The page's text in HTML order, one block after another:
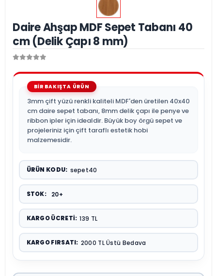
Daire Ahşap MDF Sepet Tabanı 40
cm (Delik Çapı 8 mm)
3mm çift yüzü renkli kaliteli MDF'den üretilen 40x40
cm daire sepet tabanı, 8mm delik çapı ile penye ve
ribbon ipler için idealdir. Büyük boy örgü sepet ve
projeleriniz için çift taraflı estetik hobi
malzemesidir.
ÜRÜN KODU: sepet40
STOK: 20+
KARGO ÜCRETI: 139 TL
KARGO FIRSATI: 2000 TL Üstü Bedava